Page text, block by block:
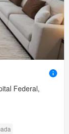
Federal,